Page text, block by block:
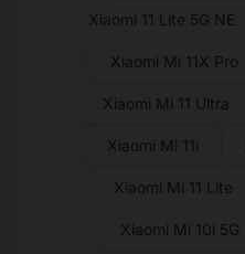
Xiaomi 11 Lite 5G NE
Xiaomi Mi 11X Pro
Xiaomi Mi 11 Ultra
Xiaomi Mi 11i
Xiaomi Mi 11 Lite
Xiaomi Mi 10i 5G